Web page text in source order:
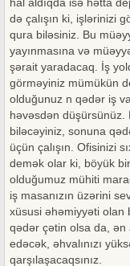
də çalışın ki, işlərinizi
qura biləsiniz. Bu
yayınmasına və
şərait yaradacaq. İş
görməyiniz mümükün
olduğunuz n qədər iş
həvəsdən düşürsünüz.
biləcəyiniz, sonuna
üçün çalışın. Ofisinizi
demək olar ki, böyük
olduğumuz mühiti
iş masanızın üzərini
xüsusi əhəmiyyəti olan
qədər çətin olsa da, ən
edəcək, əhvalınızı
qarşılaşacaqsınız.